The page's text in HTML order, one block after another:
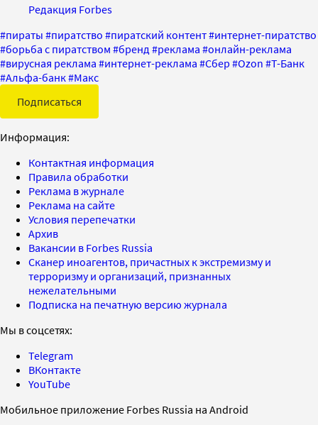
Редакция Forbes
#пираты #пиратство #пиратский контент#интернет-пиратство
#борьба с пиратством #бренд#реклама #онлайн-реклама
#вирусная реклама #интернет-реклама #Сбер #Ozon #Т-Банк
#Альфа-банк#Maкс
Подписаться
Информация:
Контактная информация
Правила обработки
Реклама в журнале
Реклама на сайте
Условия перепечатки
Архив
Вакансии в Forbes Russia
Сканер иноагентов, причастных к экстремизму и
терроризму и организаций, признанных
нежелательными
Подписка на печатную версию журнала
Мы в соцсетях:
Telegram
ВКонтакте
YouTube
Мобильное приложение Forbes Russia на Android